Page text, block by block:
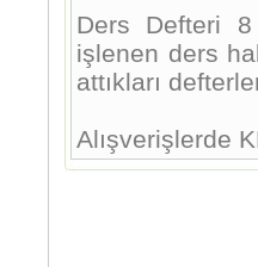
Ders Defteri 8
işlenen ders
attıkları
Alışverişlerde